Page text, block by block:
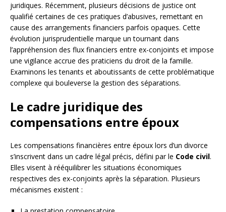
juridiques. Récemment, plusieurs décisions de justice ont
qualifié certaines de ces pratiques d’abusives, remettant en
cause des arrangements financiers parfois opaques. Cette
évolution jurisprudentielle marque un tournant dans
l’appréhension des flux financiers entre ex-conjoints et impose
une vigilance accrue des praticiens du droit de la famille.
Examinons les tenants et aboutissants de cette problématique
complexe qui bouleverse la gestion des séparations.
Le cadre juridique des
compensations entre époux
Les compensations financières entre époux lors d’un divorce
s’inscrivent dans un cadre légal précis, défini par le Code civil.
Elles visent à rééquilibrer les situations économiques
respectives des ex-conjoints après la séparation. Plusieurs
mécanismes existent :